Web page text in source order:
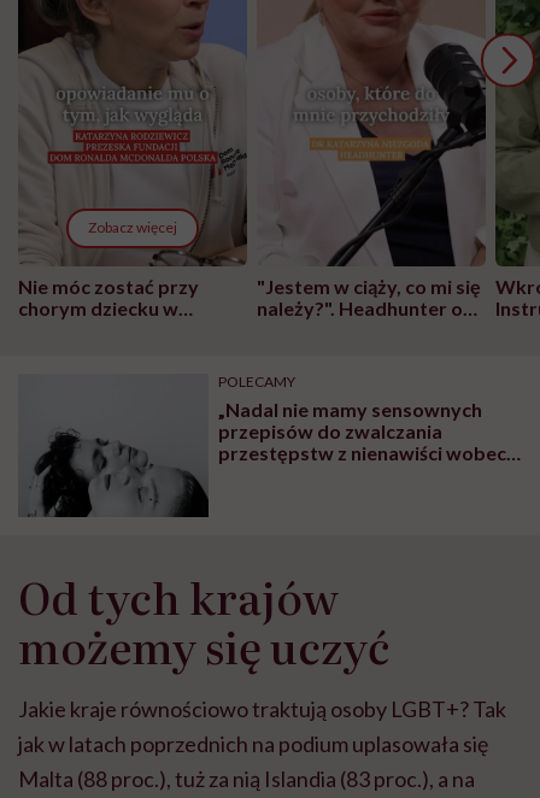
Zobacz więcej
Nie móc zostać przy
chorym dziecku w
"Jestem w ciąży, co mi się
należy?". Headhunter o
pracy
POLECAMY
„Nadal nie mamy sensownych
przepisów do zwalczania
przestępstw z nienawiści wobec
Od tych krajów
możemy się uczyć
Jakie kraje równościowo traktują osoby LGBT+? Tak
jak w latach poprzednich na podium uplasowała się
Malta (88 proc.), tuż za nią Islandia (83 proc.), a na